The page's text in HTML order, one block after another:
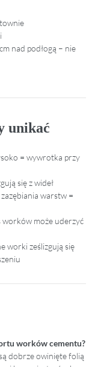
nad podłogą – nie
unikać
= wywrotka przy
się z wideł
warstw =
może uderzyć
worki ześlizgują się
worków cementu?
dobrze owinięte folią